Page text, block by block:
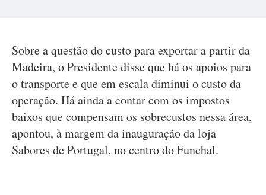
Sobre a questão do custo para exportar a partir da
Madeira, o Presidente disse que há os apoios para
o transporte e que em escala diminui o custo da
operação. Há ainda a contar com os impostos
baixos que compensam os sobrecustos nessa área,
apontou, à margem da inauguração da loja
Sabores de Portugal, no centro do Funchal.